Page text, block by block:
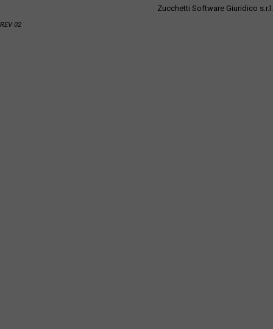
Zucchetti Software Giuridico s.r.l.
REV 02